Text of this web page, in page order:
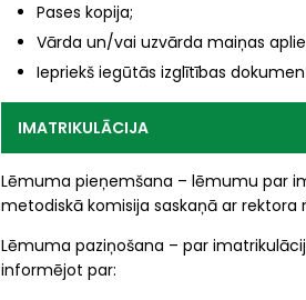
Pases kopija;
Vārda un/vai uzvārda maiņas
Iepriekš iegūtās izglītības
IMATRIKULĀCIJA
Lēmuma pieņemšana – lēmumu par
metodiskā komisija saskaņā ar rektora
Lēmuma paziņošana – par
informējot par: